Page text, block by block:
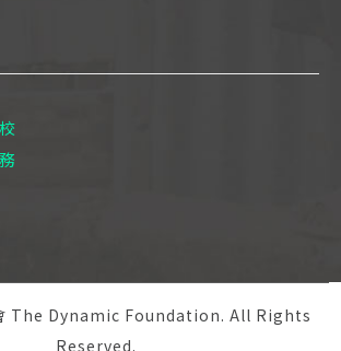
The Dynamic Foundation. All Rights
Reserved.